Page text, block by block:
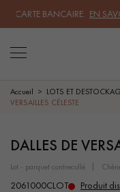
BANCAIRE.EN SAVOIR
PARQUET MASSIF
Accueil LOTS ET
VERSAILLES CÉLESTE
DALLES DE
lot - parquet contrecollé
2061000CLOT Produit